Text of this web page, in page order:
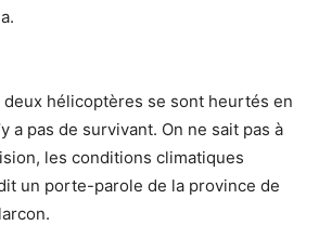
deux hélicoptères se sont heurtés en
a pas de survivant. On ne sait pas à
les conditions climatiques
un porte-parole de la province de